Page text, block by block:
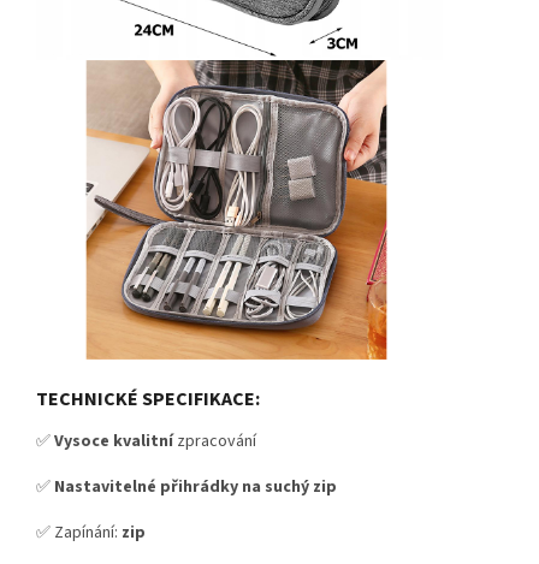
TECHNICKÉ SPECIFIKACE:
✅Vysoce kvalitnízpracování
✅ Nastavitelné přihrádky na suchý zip
✅ Zapínání: zip